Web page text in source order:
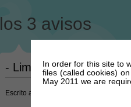
In order for this site to
files (called cookies)
May 2011 we are
los 3 avisos
- Limpia como Paquirri
Escrito a las @ 12:51 PM el dia 12